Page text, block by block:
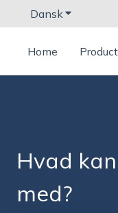
Dansk Vis
Home
Hvad
med?